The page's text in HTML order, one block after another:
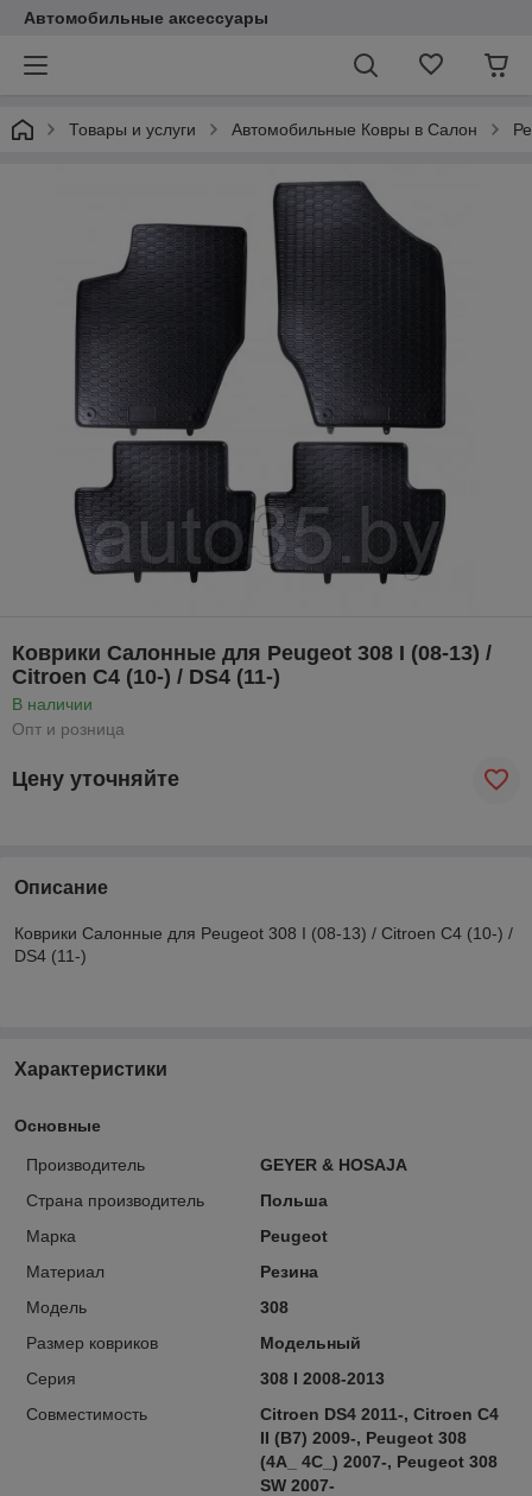
Автомобильные аксессуары
Товары и услуги Автомобильные Ковры в Салон
Коврики Салонные для Peugeot 308 I (08-13) /
Citroen C4 (10-) / DS4 (11-)
В наличии
Опт и розница
Цену уточняйте
Описание
Коврики Салонные для Peugeot 308 I (08-13) / Citroen C4 (10-) /
DS4 (11-)
Характеристики
Основные
Производитель
GEYER & HOSAJA
Страна производитель
Польша
Марка
Peugeot
Материал
Резина
Модель
308
Размер ковриков
Модельный
Серия
308 I 2008-2013
Совместимость
Citroen DS4 2011-, Citroen C4
II (B7) 2009-, Peugeot 308
(4A_ 4C_) 2007-, Peugeot 308
SW 2007-